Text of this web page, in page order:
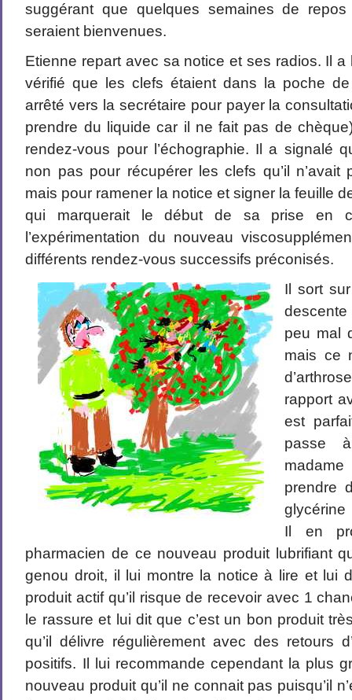
suggérant que quelques semaines de repos
seraient bienvenues.
Etienne repart avec sa notice et ses radios. Il
vérifié que les clefs étaient dans la poche
arrêté vers la secrétaire pour payer la
prendre du liquide car il ne fait pas de
rendez-vous pour l’échographie. Il a signalé
non pas pour récupérer les clefs qu’il n’avait
mais pour ramener la notice et signer la feuille
qui marquerait le début de sa prise en
l’expérimentation du nouveau
différents rendez-vous successifs préconisés.
Il sort
peu mal
mais ce
rapport
est
passe
prendre
glycérine
Il en
pharmacien de ce nouveau produit lubrifiant
genou droit, il lui montre la notice à lire et lui
produit actif qu’il risque de recevoir avec 1
le rassure et lui dit que c’est un bon produit
qu’il délivre régulièrement avec des retours
positifs. Il lui recommande cependant la plus
nouveau produit qu’il ne connait pas puisqu’il